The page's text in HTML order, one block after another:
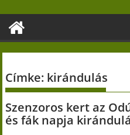
content
Címke: kirándulás
Szenzoros kert az
és fák napja